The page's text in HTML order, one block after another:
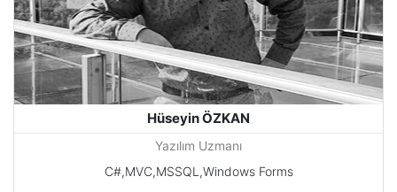
Hüseyin ÖZKAN
Yazılım Uzmanı
C#,MVC,MSSQL,Windows Forms